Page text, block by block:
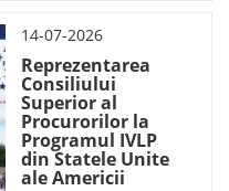
14-07-2026
Reprezentarea
Consiliului
Superior al
Procurorilor la
Programul IVLP
din Statele Unite
ale Americii